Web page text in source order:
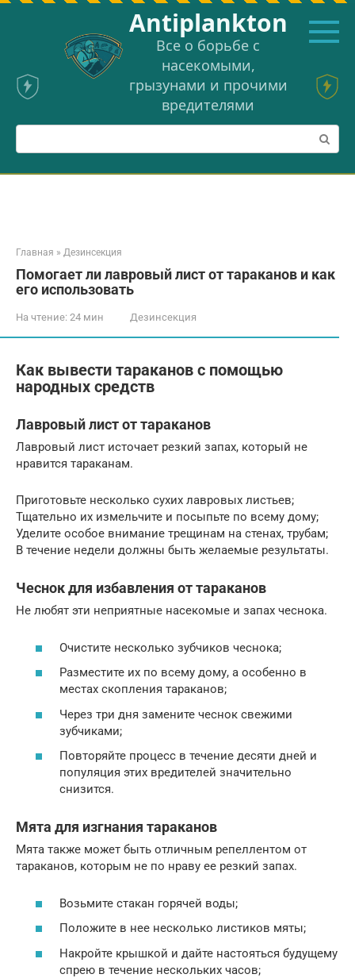
Перейти
Аntiplankton
Все о борьбе с
насекомыми,
грызунами и прочими
вредителями
Поиск:
Главная » Дезинсекция
Помогает ли лавровый лист от тараканов и как
его использовать
На чтение: 24 мин Дезинсекция
Как вывести тараканов с помощью
народных средств
Лавровый лист от тараканов
Лавровый лист источает резкий запах, который не
нравится тараканам.
Приготовьте несколько сухих лавровых листьев;
Тщательно их измельчите и посыпьте по всему дому;
Уделите особое внимание трещинам на стенах, трубам;
В течение недели должны быть желаемые результаты.
Чеснок для избавления от тараканов
Не любят эти неприятные насекомые и запах чеснока.
Очистите несколько зубчиков чеснока;
Разместите их по всему дому, а особенно в
местах скопления тараканов;
Через три дня замените чеснок свежими
зубчиками;
Повторяйте процесс в течение десяти дней и
популяция этих вредителей значительно
снизится.
Мята для изгнания тараканов
Мята также может быть отличным репеллентом от
тараканов, которым не по нраву ее резкий запах.
Возьмите стакан горячей воды;
Положите в нее несколько листиков мяты;
Накройте крышкой и дайте настояться будущему
спрею в течение нескольких часов;